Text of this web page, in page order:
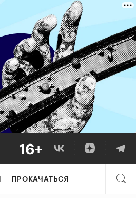
ПРОКАЧАТЬСЯ